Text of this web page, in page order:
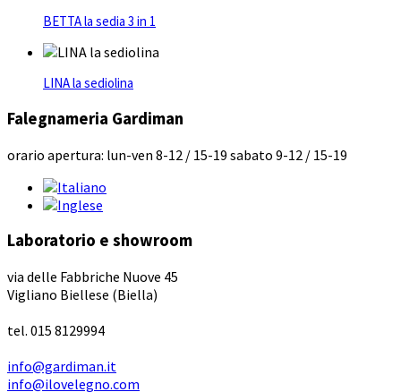
BETTA la sedia 3 in 1
LINA la sediolina
Falegnameria Gardiman
orario apertura: lun-ven 8-12 / 15-19 sabato 9-12 / 15-19
Laboratorio e showroom
via delle Fabbriche Nuove 45
Vigliano Biellese (Biella)
tel. 015 8129994
info@gardiman.it
info@ilovelegno.com